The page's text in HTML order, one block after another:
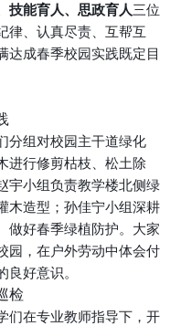
技能育人、思政育人三位
律、认真尽责、互帮互
达成春季校园实践既定目
分组对校园主干道绿化
进行修剪枯枝、松土除
宇小组负责教学楼北侧绿
木造型；孙佳宁小组深耕
做好春季绿植防护。大家
园，在户外劳动中体会付
好意识。
检
们在专业教师指导下，开